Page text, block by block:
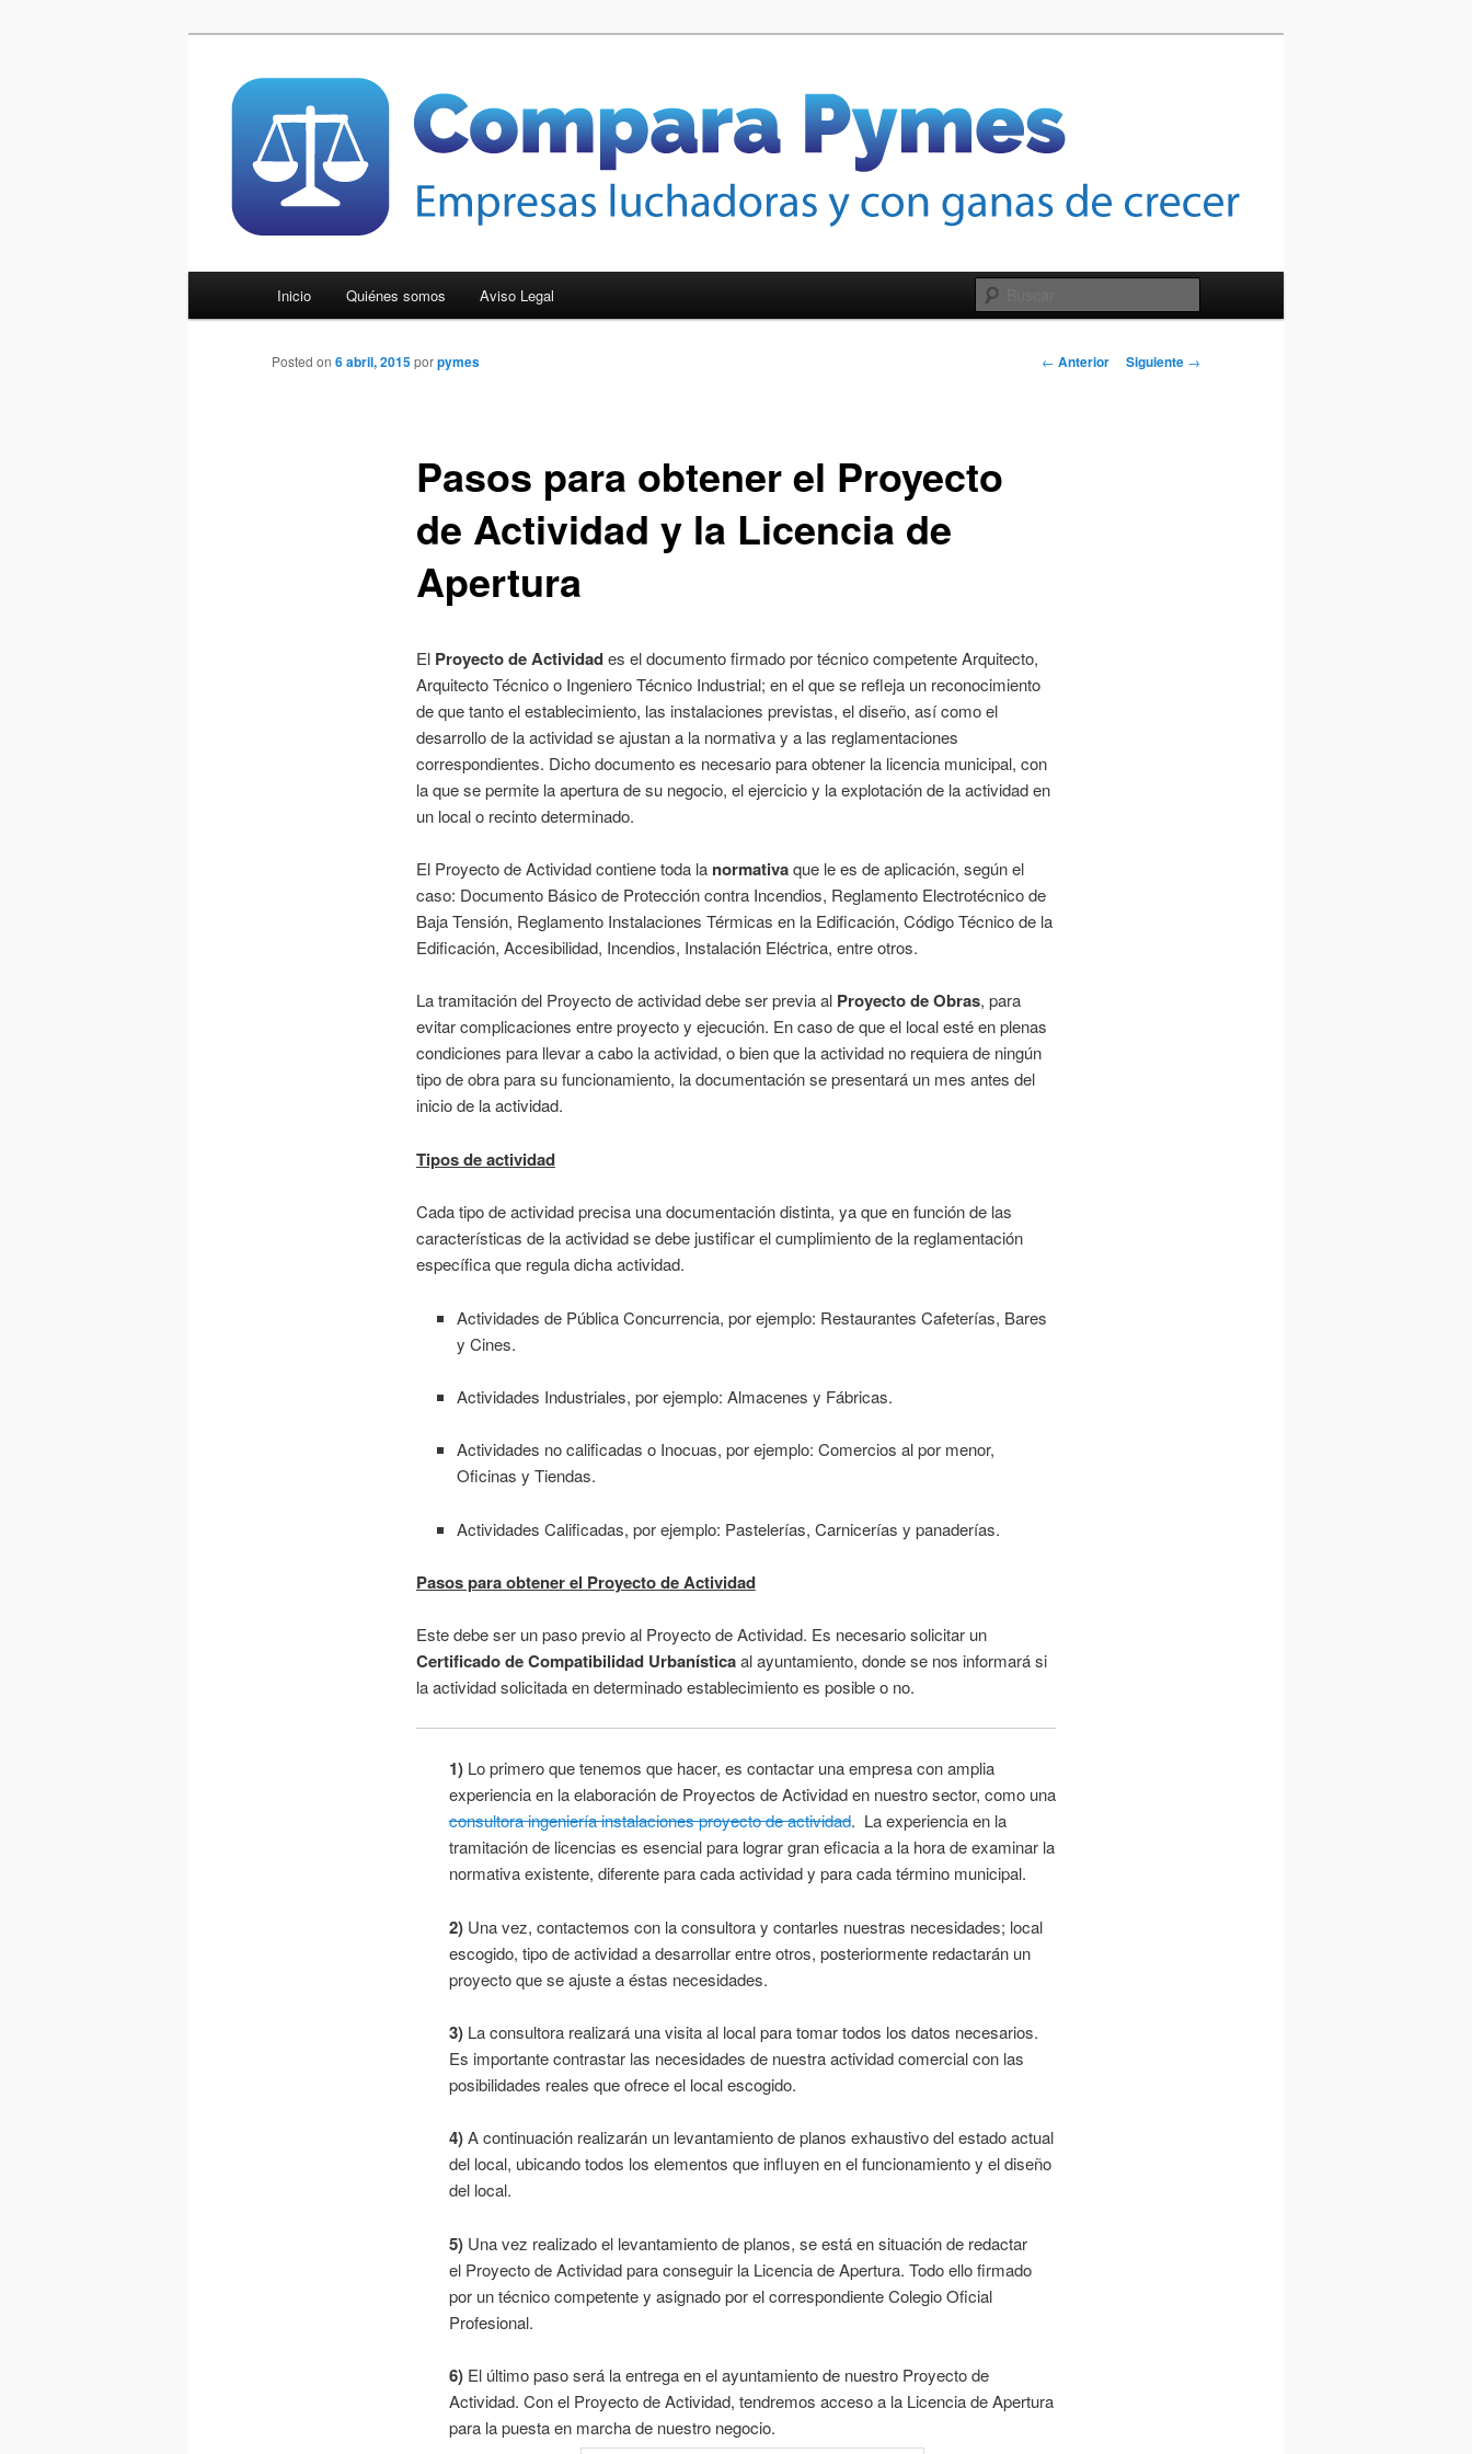
Compara Pymes
Inicio Quiénes somos Aviso Legal
Navegación
← Anterior Siguiente →
Pasos para obtener el Proyecto
de Actividad y la Licencia de
Apertura
Posted on 6 abril, 2015porpymes
El Proyecto de Actividades el documento firmado por técnico competente Arquitecto,
Arquitecto Técnico o Ingeniero Técnico Industrial; en el que se refleja un reconocimiento
de que tanto el establecimiento, las instalaciones previstas, el diseño, así como el
desarrollo de la actividad se ajustan a la normativa y a las reglamentaciones
correspondientes. Dicho documento es necesario para obtener la licencia municipal, con
la que se permite la apertura de su negocio, el ejercicio y la explotación de la actividad en
un local o recinto determinado.
El Proyecto de Actividad contiene toda lanormativaque le es de aplicación, según el
caso: Documento Básico de Protección contra Incendios, Reglamento Electrotécnico de
Baja Tensión, Reglamento Instalaciones Térmicas en la Edificación, Código Técnico de la
Edificación, Accesibilidad, Incendios, Instalación Eléctrica, entre otros.
La tramitación del Proyecto de actividad debe ser previa al Proyecto de Obras, para
evitar complicaciones entre proyecto y ejecución. En caso de que el local esté en plenas
condiciones para llevar a cabo la actividad, o bien que la actividad no requiera de ningún
tipo de obra para su funcionamiento, la documentación se presentará un mes antes del
inicio de la actividad.
Tipos de actividad
Cada tipo de actividad precisa una documentación distinta, ya que en función de las
características de la actividad se debe justificar el cumplimiento de la reglamentación
específica que regula dicha actividad.
Actividades de Pública Concurrencia, por ejemplo: Restaurantes Cafeterías, Bares
y Cines.
Actividades Industriales, por ejemplo: Almacenes y Fábricas.
Actividades no calificadas o Inocuas, por ejemplo: Comercios al por menor,
Oficinas y Tiendas.
Actividades Calificadas, por ejemplo: Pastelerías, Carnicerías y panaderías.
Pasos para obtener el Proyecto de Actividad
Este debe ser un paso previo al Proyecto de Actividad. Es necesario solicitar un
Certificado de Compatibilidad Urbanísticaal ayuntamiento, donde se nos informará si
la actividad solicitada en determinado establecimiento es posible o no.
1)Lo primero que tenemos que hacer, es contactar una empresa con amplia
experiencia en la elaboración de Proyectos de Actividad en nuestro sector, como una
consultora ingeniería instalaciones proyecto de actividad. La experiencia en la
tramitación de licencias es esencial para lograr gran eficacia a la hora de examinar la
normativa existente, diferente para cada actividad y para cada término municipal.
2)Una vez, contactemos con la consultora y contarles nuestras necesidades; local
escogido, tipo de actividad a desarrollar entre otros, posteriormente redactarán un
proyecto que se ajuste a éstas necesidades.
3)La consultora realizará una visita al local para tomar todos los datos necesarios.
Es importante contrastar las necesidades de nuestra actividad comercial con las
posibilidades reales que ofrece el local escogido.
4)A continuación realizarán un levantamiento de planos exhaustivo del estado actual
del local, ubicando todos los elementos que influyen en el funcionamiento y el diseño
del local.
5)Una vez realizado el levantamiento de planos, se está en situación de redactar
el Proyecto de Actividad para conseguir la Licencia de Apertura. Todo ello firmado
por un técnico competente y asignado por el correspondiente Colegio Oficial
Profesional.
6)El último paso será la entrega en el ayuntamiento de nuestro Proyecto de
Actividad. Con el Proyecto de Actividad, tendremos acceso a la Licencia de Apertura
para la puesta en marcha de nuestro negocio.